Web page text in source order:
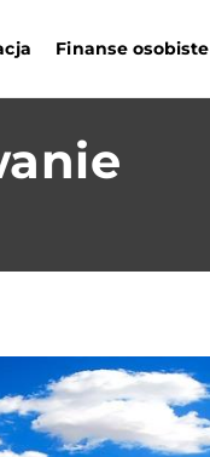
Finanse osobiste